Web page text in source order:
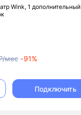
Wink, 1 дополнительный
мес -91%
Подключить